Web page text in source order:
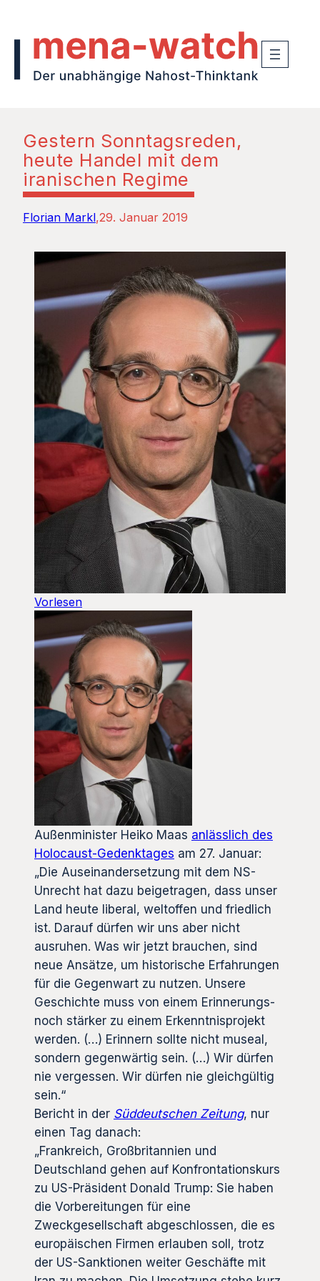
Gestern Sonntagsreden,
heute Handel mit dem
iranischen Regime
Florian Markl 29. Januar 2019
Vorlesen
Außenminister Heiko Maas anlässlich des
Holocaust-Gedenktages am 27. Januar:
„Die Auseinandersetzung mit dem NS-
Unrecht hat dazu beigetragen, dass unser
Land heute liberal, weltoffen und friedlich
ist. Darauf dürfen wir uns aber nicht
ausruhen. Was wir jetzt brauchen, sind
neue Ansätze, um historische Erfahrungen
für die Gegenwart zu nutzen. Unsere
Geschichte muss von einem Erinnerungs-
noch stärker zu einem Erkenntnisprojekt
werden. (…) Erinnern sollte nicht museal,
sondern gegenwärtig sein. (…) Wir dürfen
nie vergessen. Wir dürfen nie gleichgültig
sein.“
Bericht in der Süddeutschen Zeitung, nur
einen Tag danach:
„Frankreich, Großbritannien und
Deutschland gehen auf Konfrontationskurs
zu US-Präsident Donald Trump: Sie haben
die Vorbereitungen für eine
Zweckgesellschaft abgeschlossen, die es
europäischen Firmen erlauben soll, trotz
der US-Sanktionen weiter Geschäfte mit